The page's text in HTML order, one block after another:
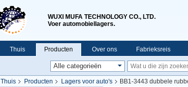
WUXI MUFA TECHNOLOGY CO., LTD.
Voer automobiellagers.
Thuis Producten Over ons Fabrieksreis
Thuis Producten Lagers voor auto's
BB1-3443 dubbele